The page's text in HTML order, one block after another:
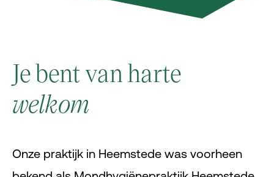
Je bent van harte
welkom
Onze praktijk in Heemstede was voorheen